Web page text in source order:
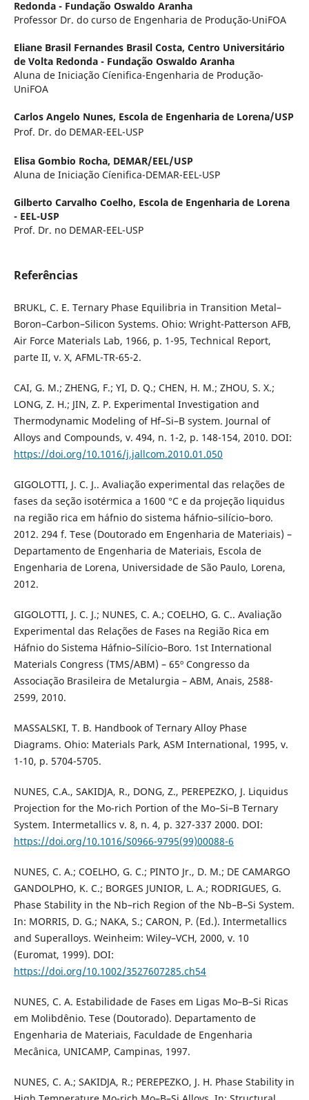
Redonda - Fundação Oswaldo Aranha
Professor Dr. do curso de Engenharia de Produção-UniFOA
Eliane Brasil Fernandes Brasil Costa, Centro Universitário
de Volta Redonda - Fundação Oswaldo Aranha
Aluna de Iniciação Cíenifica-Engenharia de Produção-
UniFOA
Carlos Angelo Nunes, Escola de Engenharia de Lorena/USP
Prof. Dr. do DEMAR-EEL-USP
Elisa Gombio Rocha, DEMAR/EEL/USP
Aluna de Iniciação Cíenifica-DEMAR-EEL-USP
Gilberto Carvalho Coelho, Escola de Engenharia de Lorena
- EEL-USP
Prof. Dr. no DEMAR-EEL-USP
Referências
BRUKL, C. E. Ternary Phase Equilibria in Transition Metal–
Boron–Carbon–Silicon Systems. Ohio: Wright-Patterson AFB,
Air Force Materials Lab, 1966, p. 1-95, Technical Report,
parte II, v. X, AFML-TR-65-2.
CAI, G. M.; ZHENG, F.; YI, D. Q.; CHEN, H. M.; ZHOU, S. X.;
LONG, Z. H.; JIN, Z. P. Experimental Investigation and
Thermodynamic Modeling of Hf–Si–B system. Journal of
Alloys and Compounds, v. 494, n. 1-2, p. 148-154, 2010. DOI:
https://doi.org/10.1016/j.jallcom.2010.01.050
GIGOLOTTI, J. C. J.. Avaliação experimental das relações de
fases da seção isotérmica a 1600 °C e da projeção liquidus
na região rica em háfnio do sistema háfnio–silício–boro.
2012. 294 f. Tese (Doutorado em Engenharia de Materiais) –
Departamento de Engenharia de Materiais, Escola de
Engenharia de Lorena, Universidade de São Paulo, Lorena,
2012.
GIGOLOTTI, J. C. J.; NUNES, C. A.; COELHO, G. C.. Avaliação
Experimental das Relações de Fases na Região Rica em
Háfnio do Sistema Háfnio–Silício–Boro. 1st International
Materials Congress (TMS/ABM) – 65º Congresso da
Associação Brasileira de Metalurgia – ABM, Anais, 2588-
2599, 2010.
MASSALSKI, T. B. Handbook of Ternary Alloy Phase
Diagrams. Ohio: Materials Park, ASM International, 1995, v.
1-10, p. 5704-5705.
NUNES, C.A., SAKIDJA, R., DONG, Z., PEREPEZKO, J. Liquidus
Projection for the Mo-rich Portion of the Mo–Si–B Ternary
System. Intermetallics v. 8, n. 4, p. 327-337 2000. DOI:
https://doi.org/10.1016/S0966-9795(99)00088-6
NUNES, C. A.; COELHO, G. C.; PINTO Jr., D. M.; DE CAMARGO
GANDOLPHO, K. C.; BORGES JUNIOR, L. A.; RODRIGUES, G.
Phase Stability in the Nb–rich Region of the Nb–B–Si System.
In: MORRIS, D. G.; NAKA, S.; CARON, P. (Ed.). Intermetallics
and Superalloys. Weinheim: Wiley–VCH, 2000, v. 10
(Euromat, 1999). DOI:
https://doi.org/10.1002/3527607285.ch54
NUNES, C. A. Estabilidade de Fases em Ligas Mo–B–Si Ricas
em Molibdênio. Tese (Doutorado). Departamento de
Engenharia de Materiais, Faculdade de Engenharia
Mecânica, UNICAMP, Campinas, 1997.
NUNES, C. A.; SAKIDJA, R.; PEREPEZKO, J. H. Phase Stability in